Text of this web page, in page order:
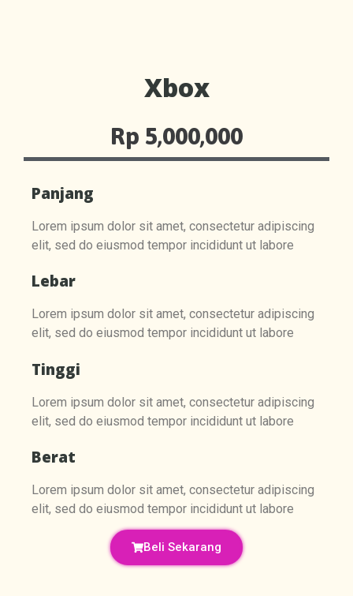
Xbox
Rp 5,000,000
Panjang
Lorem ipsum dolor sit amet, consectetur adipiscing
elit, sed do eiusmod tempor incididunt ut labore
Lebar
Lorem ipsum dolor sit amet, consectetur adipiscing
elit, sed do eiusmod tempor incididunt ut labore
Tinggi
Lorem ipsum dolor sit amet, consectetur adipiscing
elit, sed do eiusmod tempor incididunt ut labore
Berat
Lorem ipsum dolor sit amet, consectetur adipiscing
elit, sed do eiusmod tempor incididunt ut labore
Beli Sekarang